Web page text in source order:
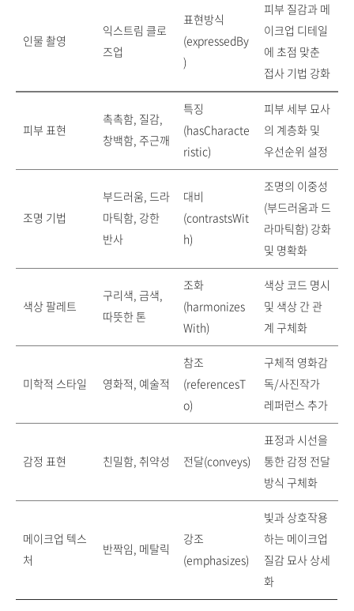
인물 촬영
익스트림 클로
즈업
표현방식
(expressedBy
)
피부 질감과 메
이크업 디테일
에 초점 맞춘
접사 기법 강화
피부 표현
촉촉함, 질감,
창백함, 주근깨
특징
(hasCharacte
ristic)
피부 세부 묘사
의 계층화 및
우선순위 설정
조명 기법
부드러움, 드라
마틱함, 강한
반사
대비
(contrastsWit
h)
조명의 이중성
(부드러움과 드
라마틱함) 강화
및 명확화
색상 팔레트
구리색, 금색,
따뜻한 톤
조화
(harmonizes
With)
색상 코드 명시
및 색상 간 관
계 구체화
미학적 스타일 영화적, 예술적
참조
(referencesT
o)
구체적 영화감
독/사진작가
레퍼런스 추가
감정 표현 친밀함, 취약성 전달(conveys)
표정과 시선을
통한 감정 전달
방식 구체화
메이크업 텍스
처
반짝임, 메탈릭
강조
(emphasizes)
빛과 상호작용
하는 메이크업
질감 묘사 상세
화